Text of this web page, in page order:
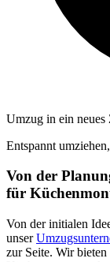
Umzug in ein neues
Entspannt
Von der
für
Von der initialen
unser
zur Seite. Wir